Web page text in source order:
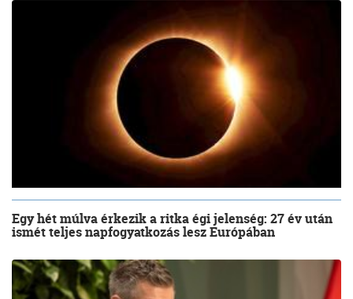
Egy hét múlva érkezik a ritka égi jelenség: 27 év után
ismét teljes napfogyatkozás lesz Európában